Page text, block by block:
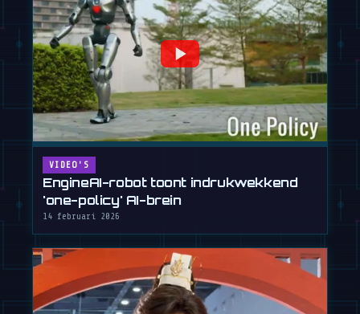
VIDEO'S
EngineAI-robot toont indrukwekkend
'one-policy' AI-brein
14 februari 2026